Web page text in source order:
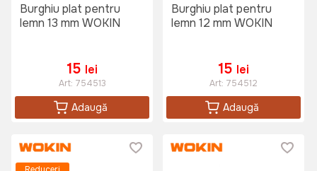
Burghiu plat pentru
lemn 13 mm WOKIN
15 lei
Art: 754513
Adaugă
Burghiu plat pentru
lemn 12 mm WOKIN
15 lei
Art: 754512
Adaugă